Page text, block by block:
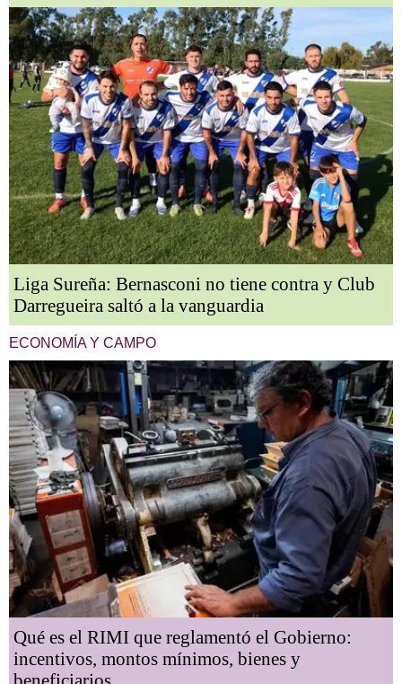
Liga Sureña: Bernasconi no tiene contra y Club
Darregueira saltó a la vanguardia
ECONOMÍA Y CAMPO
Qué es el RIMI que reglamentó el Gobierno:
incentivos, montos mínimos, bienes y